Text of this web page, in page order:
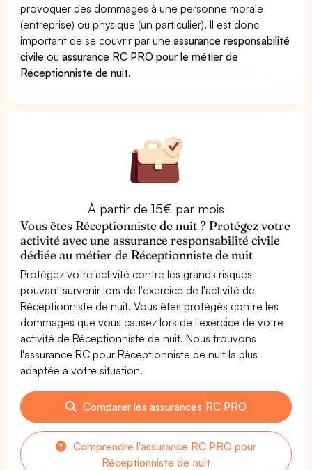
provoquer des dommages à une personne morale
(entreprise) ou physique (un particulier). Il est donc
important de se couvrir par uneassurance responsabilité
civile ouassurance RC PRO pour le métier de
Réceptionniste de nuit.
À partir de 15€ par mois
Vous êtes Réceptionniste de nuit ? Protégez votre
activité avec une assurance responsabilité civile
dédiée au métier de Réceptionniste de nuit
Protégez votre activité contre les grands risques
pouvant survenir lors de l'exercice de l'activité de
Réceptionniste de nuit. Vous êtes protégés contre les
dommages que vous causez lors de l'exercice de votre
activité de Réceptionniste de nuit. Nous trouvons
l'assurance RC pour Réceptionniste de nuit la plus
adaptée à votre situation.
Comparer les assurances RC PRO
Comprendre l'assurance RC PRO pour
Réceptionniste de nuit